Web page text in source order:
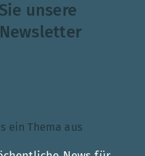
unsere
ein Thema aus